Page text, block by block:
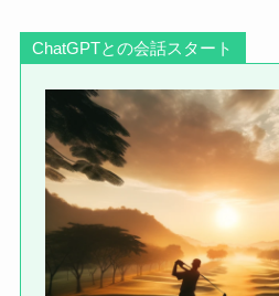
ChatGPTとの会話スタート